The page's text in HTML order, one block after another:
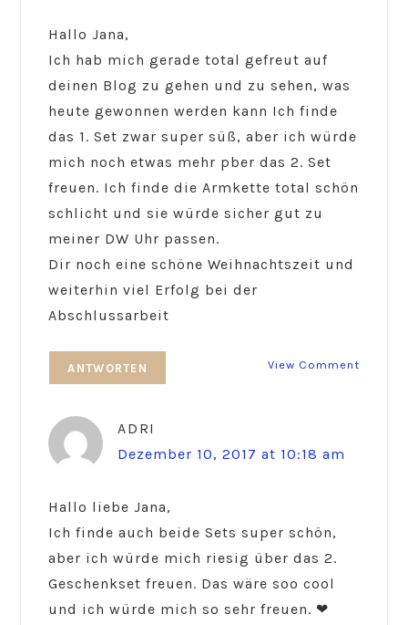
Hallo Jana,
Ich hab mich gerade total gefreut auf
deinen Blog zu gehen und zu sehen, was
heute gewonnen werden kann Ich finde
das 1. Set zwar super süß, aber ich würde
mich noch etwas mehr pber das 2. Set
freuen. Ich finde die Armkette total schön
schlicht und sie würde sicher gut zu
meiner DW Uhr passen.
Dir noch eine schöne Weihnachtszeit und
weiterhin viel Erfolg bei der
Abschlussarbeit
View Comment
ANTWORTEN
ADRI
Dezember 10, 2017 at 10:18 am
Hallo liebe Jana,
Ich finde auch beide Sets super schön,
aber ich würde mich riesig über das 2.
Geschenkset freuen. Das wäre soo cool
und ich würde mich so sehr freuen. ❤